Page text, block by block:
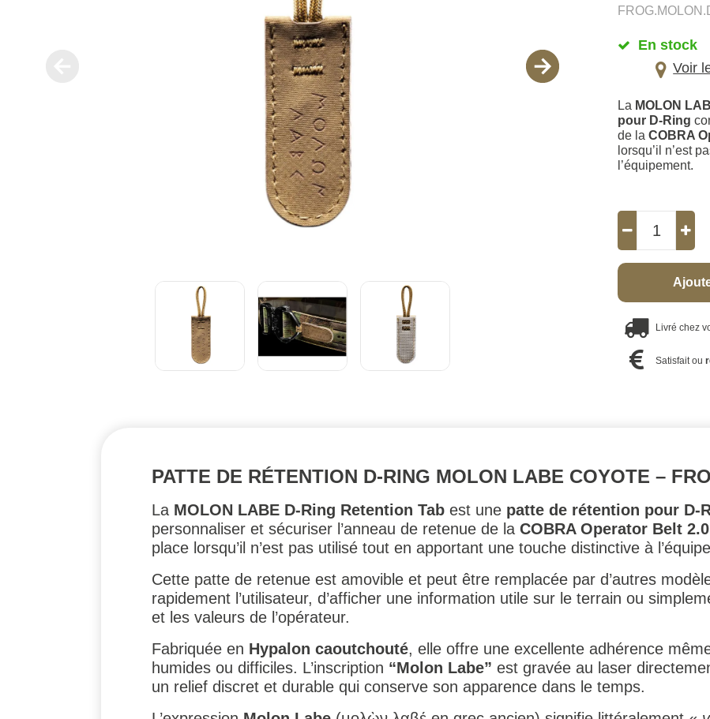
En stock
Voir
La MOLON
pour D-Ring
de laCOBRA
lorsqu’il n’est
l’équipement.
Livré chez
Satisfait ou
PATTE DE RÉTENTION D-RING MOLON LABE COYOTE –
La MOLON LABE D-Ring Retention Tab est une patte de rétention pour D-
personnaliser et sécuriser l’anneau de retenue de la COBRA Operator Belt 2.0
place lorsqu’il n’est pas utilisé tout en apportant une touche distinctive à
Cette patte de retenue est amovible et peut être remplacée par d’autres
rapidement l’utilisateur, d’afficher une information utile sur le terrain ou
et les valeurs de l’opérateur.
Fabriquée en Hypalon caoutchouté, elle offre une excellente adhérence
humides ou difficiles. L’inscription “Molon Labe” est gravée au laser
un relief discret et durable qui conserve son apparence dans le temps.